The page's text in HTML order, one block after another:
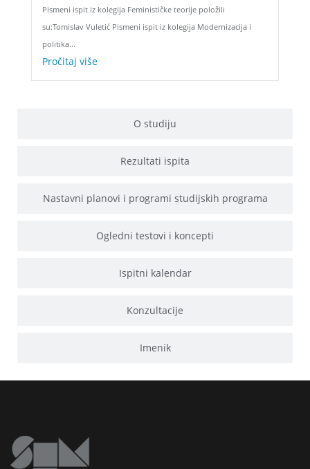
O studiju
Rezultati ispita
Nastavni planovi i programi studijskih programa
Ogledni testovi i koncepti
Ispitni kalendar
Konzultacije
Imenik
Pismeni ispit iz kolegija Feminističke teorije položili
su:Tomislav Vuletić Pismeni ispit iz kolegija Modernizacija i
politika...
Pročitaj više